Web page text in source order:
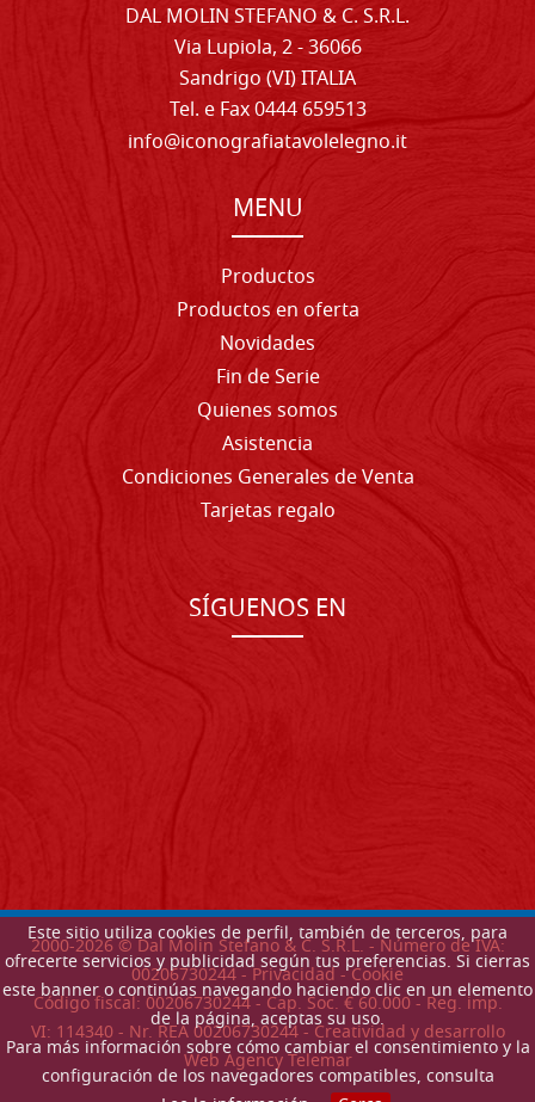
Este sitio utiliza cookies de perfil, también de terceros, para
ofrecerte servicios y publicidad según tus preferencias. Si cierras
este banner o continúas navegando haciendo clic en un elemento
de la página, aceptas su uso.
Para más información sobre cómo cambiar el consentimiento y la
configuración de los navegadores compatibles, consulta
DAL MOLIN STEFANO & C. S.R.L.
Via Lupiola, 2 - 36066
Sandrigo (VI) ITALIA
Tel. e Fax 0444 659513
info@iconografiatavolelegno.it
MENU
Productos
Productos en oferta
Novidades
Fin de Serie
Quienes somos
Asistencia
Condiciones Generales de Venta
Tarjetas regalo
SÍGUENOS EN
2000-2026© Dal Molin Stefano & C. S.R.L. - Número de IVA:
00206730244 -Privacidad-Cookie
Código fiscal: 00206730244 - Cap. Soc. € 60.000 - Reg. imp.
VI: 114340 - Nr. REA 00206730244 - Creatividad y desarrollo
Web Agency Telemar